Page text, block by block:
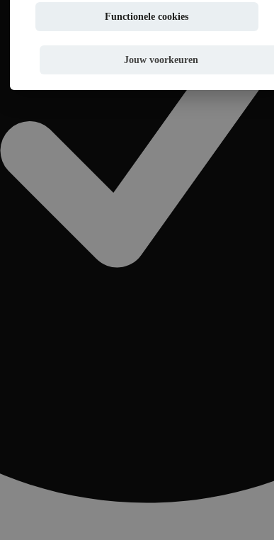
Functionele cookies
Jouw voorkeuren